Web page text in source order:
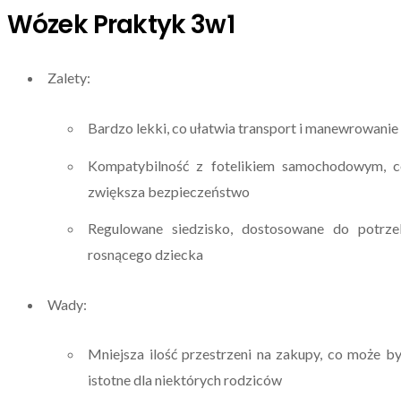
Wózek Praktyk 3w1
Zalety:
Bardzo lekki, co ułatwia transport i manewrowanie
Kompatybilność z fotelikiem samochodowym,
zwiększa bezpieczeństwo
Regulowane siedzisko, dostosowane do
rosnącego dziecka
Wady:
Mniejsza ilość przestrzeni na zakupy, co może
istotne dla niektórych rodziców